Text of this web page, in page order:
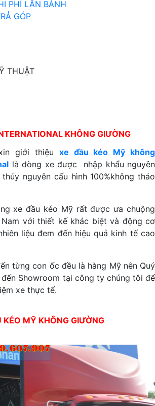
PHÍ LẮN BÁNH
GÓP
THUẬT
KHÔNG GIƯỜNG
giới thiệu xe đầu kéo Mỹ không
là dòng xe được nhập khẩu nguyên
nguyên cấu hình 100%không tháo
xe đầu kéo Mỹ rất được ưa chuộng
với thiết kế khác biệt và động cơ
liệu đem đến hiệu quả kinh tế cao
từng con ốc đều là hàng Mỹ nên Quý
Showroom tại công ty chúng tôi để
xe thực tế.
MỸ KHÔNG GIƯỜNG